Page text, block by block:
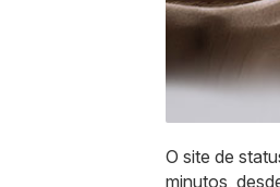
O site de
minutos,